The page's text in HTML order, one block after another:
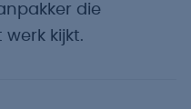
die
kijkt.